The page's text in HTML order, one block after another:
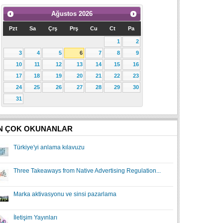
Ağustos 2026
Pzt Sa Çrş Prş Cu Ct Pa
1
2
3
4 5 6 7 8
9
10
11 12 13 14 15
16
17
18 19 20 21 22
23
24
25 26 27 28 29
30
31
ÇOK OKUNANLAR
Türkiye'yi anlama kılavuzu
Three Takeaways from Native Advertising Regulation...
Marka aktivasyonu ve sinsi pazarlama
İletişim Yayınları